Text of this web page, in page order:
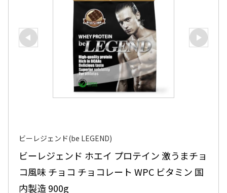
ビーレジェンド(be LEGEND)
ビーレジェンド ホエイ プロテイン 激うまチョ
コ風味 チョコ チョコレート WPC ビタミン 国
内製造 900g